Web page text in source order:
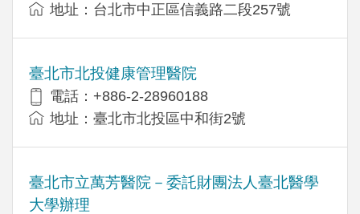
地址：台北市中正區信義路二段257號
臺北市北投健康管理醫院
電話：+886-2-28960188
地址：臺北市北投區中和街2號
臺北市立萬芳醫院－委託財團法人臺北醫學
大學辦理